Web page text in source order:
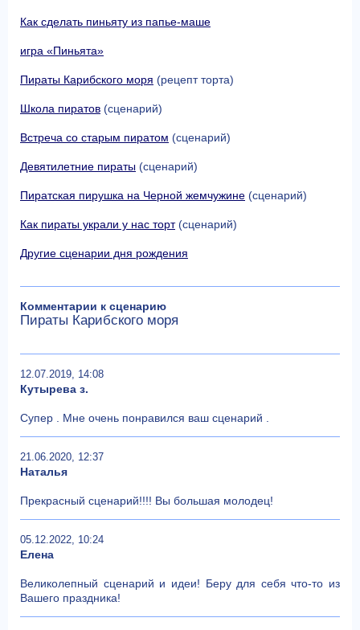
Как сделать пиньяту из папье-маше
игра «Пиньята»
Пираты Карибского моря (рецепт торта)
Школа пиратов (сценарий)
Встреча со старым пиратом (сценарий)
Девятилетние пираты (сценарий)
Пиратская пирушка на Черной жемчужине (сценарий)
Как пираты украли у нас торт(сценарий)
Другие сценарии дня рождения
Комментарии к сценарию
Пираты Карибского моря
12.07.2019, 14:08
Кутырева з.
Супер . Мне очень понравился ваш сценарий .
21.06.2020, 12:37
Наталья
Прекрасный сценарий!!!! Вы большая молодец!
05.12.2022, 10:24
Елена
Великолепный сценарий и идеи! Беру для себя что-то из
Вашего праздника!